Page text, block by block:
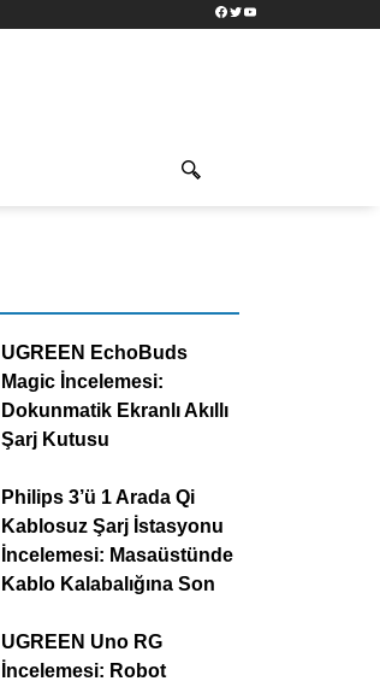
Facebook
TwitterYouTube
UGREEN EchoBuds
Magic İncelemesi:
Dokunmatik Ekranlı Akıllı
Şarj Kutusu
Philips 3’ü 1 Arada Qi
Kablosuz Şarj İstasyonu
İncelemesi: Masaüstünde
Kablo Kalabalığına Son
UGREEN Uno RG
İncelemesi: Robot